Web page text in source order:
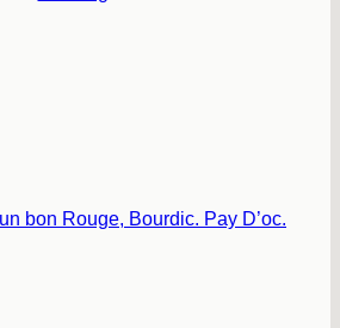
bon Rouge, Bourdic. Pay D’oc.